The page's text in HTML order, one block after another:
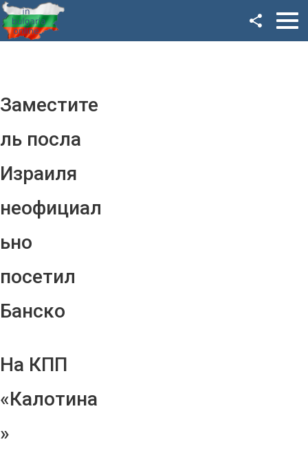
Заместите
ль посла
Израиля
неофициал
ьно
посетил
Банско
На КПП
«Калотина
»